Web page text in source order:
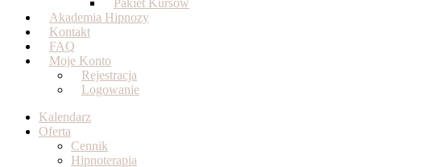
Pakiet Kursów
Akademia Hipnozy
Kontakt
FAQ
Moje Konto
Rejestracja
Logowanie
Kalendarz
Oferta
Cennik
Hipnoterapia